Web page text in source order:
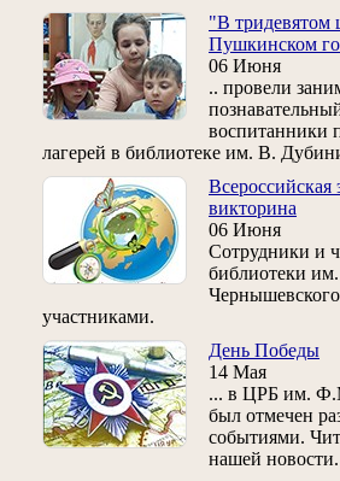
"В тридевятом
Пушкинском
06 Июня
.. провели
воспитанники
лагерей в библиотеке им. В.
Всероссийская
викторина
06 Июня
Сотрудники и
библиотеки
Чернышевского
участниками.
День Победы
14 Мая
... в ЦРБ им.
был отмечен
событиями.
нашей новости.